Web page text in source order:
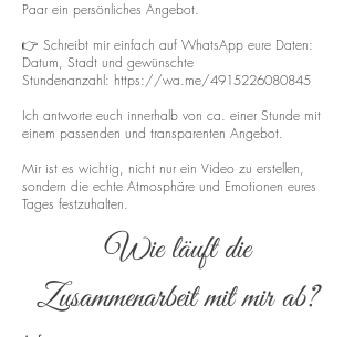
Paar ein persönliches Angebot.
👉 Schreibt mir einfach auf WhatsApp eure Daten:
Datum, Stadt und gewünschte
Stundenanzahl: https://wa.me/4915226080845
Ich antworte euch innerhalb von ca. einer Stunde mit
einem passenden und transparenten Angebot.
Mir ist es wichtig, nicht nur ein Video zu erstellen,
sondern die echte Atmosphäre und Emotionen eures
Tages festzuhalten.
Wie läuft die
Zusammenarbeit mit mir ab?